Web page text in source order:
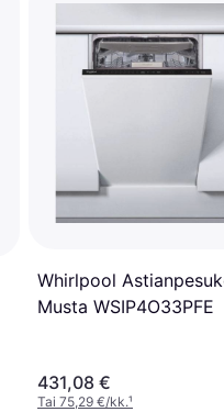
Whirlpool
Musta WSIP4O33PFE
431,08 €
Tai 75,29 €/kk.¹